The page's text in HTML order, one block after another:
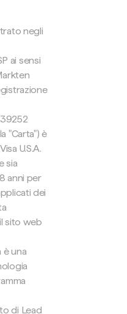
negli
ai sensi
"Carta") è
U.S.A.
sia
anni per
dei
sito web
è una
di Lead